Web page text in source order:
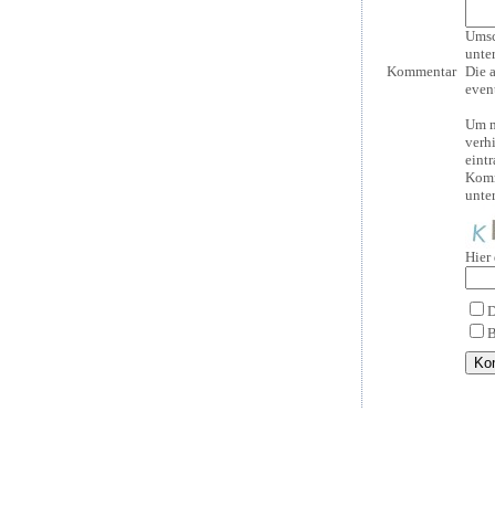
Kommentar Die
Um
Hier